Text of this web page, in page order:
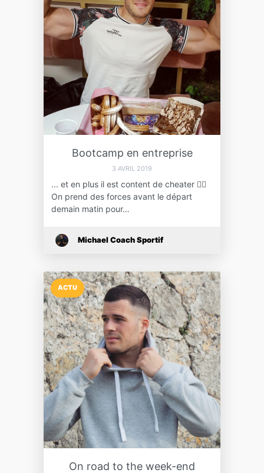
Bootcamp en entreprise
3 AVRIL 2019
... et en plus il est content de cheater 🤦‍♂️
On prend des forces avant le départ
demain matin pour…
Michael Coach Sportif
ACTU
On road to the week-end